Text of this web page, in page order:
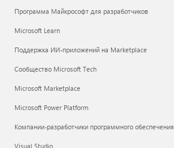
Программа Майкрософт для разработчиков
Microsoft Learn
Поддержка ИИ-приложений на Marketplace
Сообщество Microsoft Tech
Microsoft Marketplace
Microsoft Power Platform
Компании-разработчики программного обеспечения
Visual Studio